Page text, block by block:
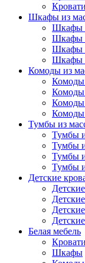
Шкафы из
Шкафы
Шкафы
Шкафы
Шкафы
Комоды из
Комоды
Комоды
Комоды
Комоды
Тумбы из
Тумбы
Тумбы
Тумбы
Тумбы
Детские
Белая мебель
Кровати
Шкафы